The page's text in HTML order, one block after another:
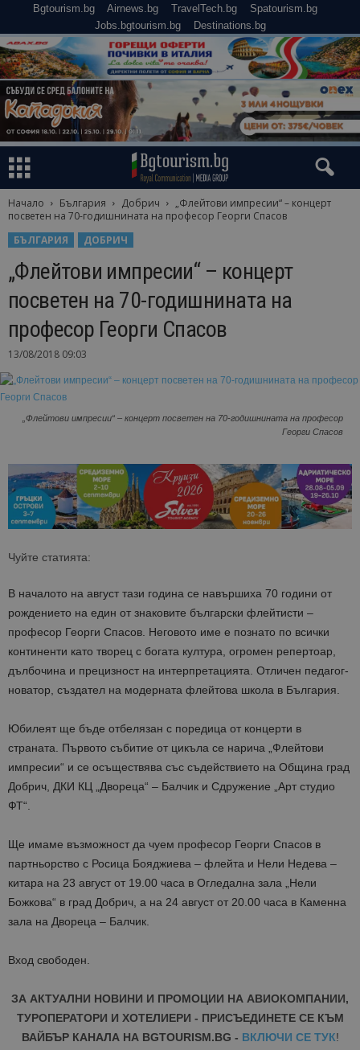
Bgtourism.bg Airnews.bg TravelTech.bg
Spatourism.bg
Jobs.bgtourism.bg
Destinations.bg
Начало България Добрич
„Флейтови импресии“ – концерт
посветен на 70-годишнината на професор Георги Спасов
БЪЛГАРИЯ
ДОБРИЧ
„Флейтови импресии“ – концерт
посветен на 70-годишнината на
професор Георги Спасов
13/08/2018 09:03
„Флейтови импресии“ – концерт посветен на 70-годишнината на професор
Георги Спасов
Чуйте статията:
В началото на август тази година се навършиха 70 години от
рождението на един от знаковите български флейтисти –
професор Георги Спасов. Неговото име е познато по всички
континенти като творец с богата култура, огромен репертоар,
дълбочина и прецизност на интерпретацията. Отличен педагог-
новатор, създател на модерната флейтова школа в България.
Юбилеят ще бъде отбелязан с поредица от концерти в
страната. Първото събитие от цикъла се нарича „Флейтови
импресии“ и се осъществява със съдействието на Община град
Добрич, ДКИ КЦ „Двореца“ – Балчик и Сдружение „Арт студио
ФТ“.
Ще имаме възможност да чуем професор Георги Спасов в
партньорство с Росица Бояджиева – флейта и Нели Недева –
китара на 23 август от 19.00 часа в Огледална зала „Нели
Божкова“ в град Добрич, а на 24 август от 20.00 часа в Каменна
зала на Двореца – Балчик.
Вход свободен.
ЗА АКТУАЛНИ НОВИНИ И ПРОМОЦИИ НА АВИОКОМПАНИИ,
ТУРОПЕРАТОРИ И ХОТЕЛИЕРИ - ПРИСЪЕДИНЕТЕ СЕ КЪМ
ВАЙБЪР КАНАЛА НА BGTOURISM.BG - ВКЛЮЧИ СЕ ТУК!